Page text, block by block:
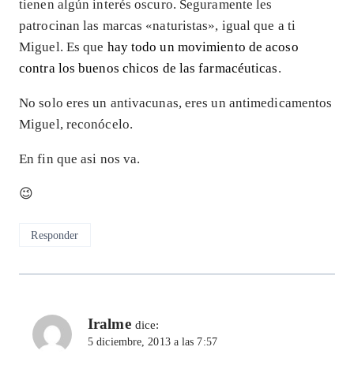
tienen algún interés oscuro. Seguramente les
patrocinan las marcas «naturistas», igual que a ti
Miguel. Es que hay todo un movimiento de acoso
contra los buenos chicos de las farmacéuticas.
No solo eres un antivacunas, eres un antimedicamentos
Miguel, reconócelo.
En fin que asi nos va.
😉
Responder
Iralme dice:
5 diciembre, 2013 a las 7:57